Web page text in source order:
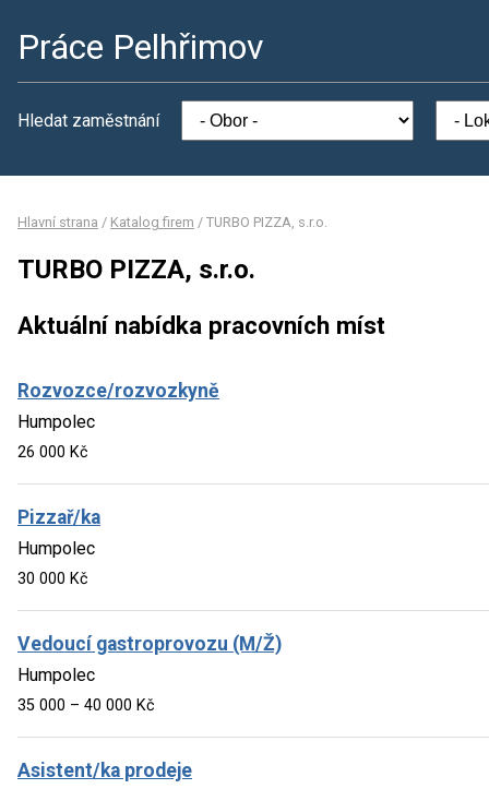
Práce Pelhřimov
Hledat zaměstnání
Hlavní strana / Katalog firem / TURBO PIZZA, s.r.o.
TURBO PIZZA, s.r.o.
Aktuální nabídka pracovních míst
Rozvozce/rozvozkyně
Humpolec
26 000 Kč
Pizzař/ka
Humpolec
30 000 Kč
Vedoucí gastroprovozu (M/Ž)
Humpolec
35 000 – 40 000 Kč
Asistent/ka prodeje